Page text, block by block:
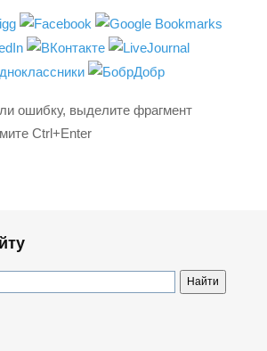
ошибку, выделите фрагмент
Ctrl+Enter